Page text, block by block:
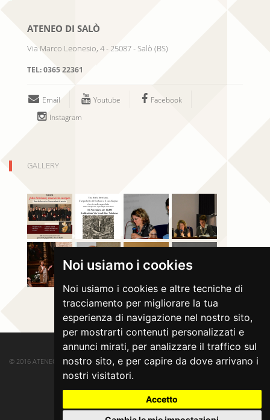
Noi usiamo i cookies
Noi usiamo i cookies e altre tecniche di
tracciamento per migliorare la tua
esperienza di navigazione nel nostro sito,
per mostrarti contenuti personalizzati e
annunci mirati, per analizzare il traffico sul
nostro sito, e per capire da dove arrivano i
nostri visitatori.
Accetto
ATENEO DI SALÒ
Via Marco Leonesio, 4- 25087- Salò (BS)
TEL:0365 22361
Email Youtube
Facebook
Instagram
GALLERY
© 2016 ATENEO DI SALÒ. ALL RIGHTS RESERVED.